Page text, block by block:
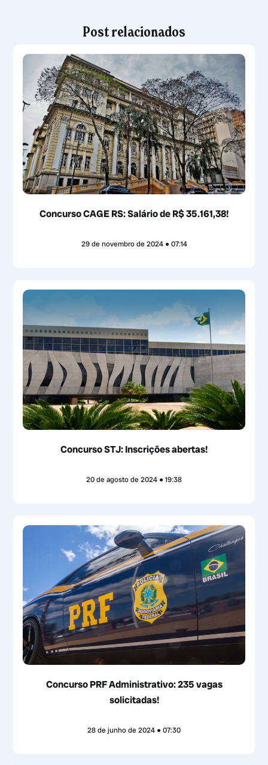
Post relacionados
Concurso CAGE RS: Salário de R$ 35.161,38!
29 de novembro de 2024 07:14
Concurso STJ: Inscrições abertas!
20 de agosto de 2024 19:38
Concurso PRF Administrativo: 235 vagas
solicitadas!
28 de junho de 2024 07:30